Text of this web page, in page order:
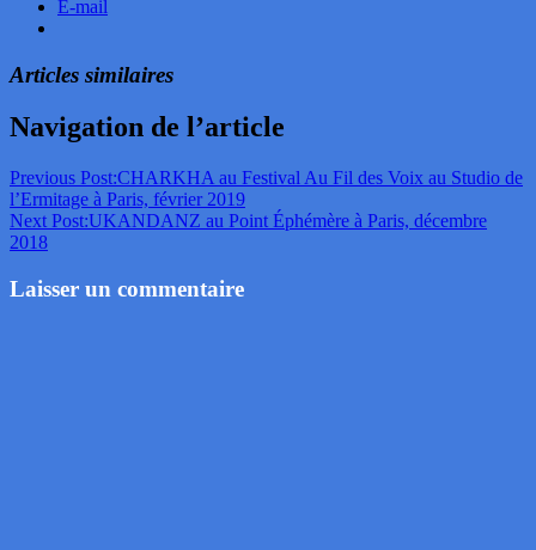
E-mail
Articles similaires
Navigation de l’article
Previous Post:CHARKHA au Festival Au Fil des Voix au Studio de
l’Ermitage à Paris, février 2019
Next Post:UKANDANZ au Point Éphémère à Paris, décembre
2018
Laisser un commentaire